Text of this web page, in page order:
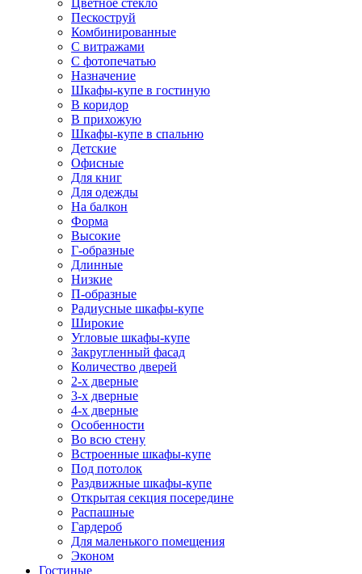
Цветное стекло
Пескоструй
Комбинированные
С витражами
С фотопечатью
Назначение
Шкафы-купе в гостиную
В коридор
В прихожую
Шкафы-купе в спальню
Детские
Офисные
Для книг
Для одежды
На балкон
Форма
Высокие
Г-образные
Длинные
Низкие
П-образные
Радиусные шкафы-купе
Широкие
Угловые шкафы-купе
Закругленный фасад
Количество дверей
2-х дверные
3-х дверные
4-х дверные
Особенности
Во всю стену
Встроенные шкафы-купе
Под потолок
Раздвижные шкафы-купе
Открытая секция посередине
Распашные
Гардероб
Для маленького помещения
Эконом
Гостиные